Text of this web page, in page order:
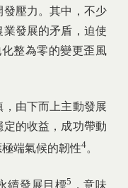
壓力。其中，不少
發展的矛盾，迫使
整為零的變更歪風
由下而上主動發展
的收益，成功帶動
端氣候的韌性4。
續發展目標5 ，意味